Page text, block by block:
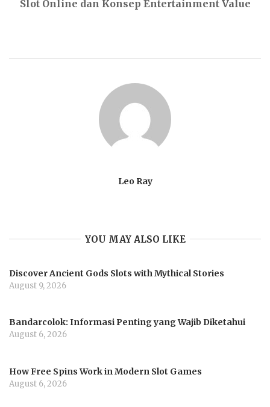
Slot Online dan Konsep Entertainment Value
Leo Ray
YOU MAY ALSO LIKE
Discover Ancient Gods Slots with Mythical Stories
August 9, 2026
Bandarcolok: Informasi Penting yang Wajib Diketahui
August 6, 2026
How Free Spins Work in Modern Slot Games
August 6, 2026